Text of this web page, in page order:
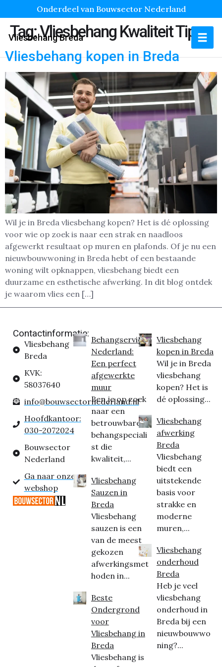
Onderdeel van Bouwsector Nederland
Vliesbehang Breda
Tag:Vliesbehang Kwaliteit Tips
Vliesbehang kopen in Breda
Wil je in Breda vliesbehang kopen? Het is dé oplossing
voor wie op zoek is naar een strak en naadloos
afgewerkt resultaat op muren en plafonds. Of je nu een
nieuwbouwwoning in Breda hebt of een bestaande
woning wilt opknappen, vliesbehang biedt een
duurzame en esthetische afwerking. In dit blog ontdek
je waarom vlies een […]
Contactinformatie:
Vliesbehang
Breda
KVK:
58037640
info@bouwsectornederland.nl
Hoofdkantoor:
030-2072024
Bouwsector
Nederland
Ga naar onze
webshop
Behangservice
Nederland:
Een perfect
afgewerkte
muur
Ben je op zoek
naar een
betrouwbare
behangspeciali
st die
kwaliteit,...
Vliesbehang
Sauzen in
Breda
Vliesbehang
sauzen is een
van de meest
gekozen
afwerkingsmet
hoden in...
Beste
Ondergrond
voor
Vliesbehang in
Breda
Vliesbehang is
Vliesbehang
kopen in Breda
Wil je in Breda
vliesbehang
kopen? Het is
dé oplossing...
Vliesbehang
afwerking
Breda
Vliesbehang
biedt een
uitstekende
basis voor
strakke en
moderne
muren,...
Vliesbehang
onderhoud
Breda
Heb je veel
vliesbehang
onderhoud in
Breda bij een
nieuwbouwwo
ning?...